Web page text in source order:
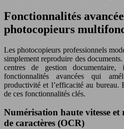
Fonctionnalités
photocopieurs
Les photocopieurs professionnels
simplement reproduire des
centres de gestion
fonctionnalités avancées qui
productivité et l’efficacité au bureau.
de ces fonctionnalités clés.
Numérisation haute vitesse et
de caractères (OCR)